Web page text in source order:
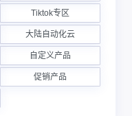
Tiktok专区
大陆自动化云
自定义产品
促销产品